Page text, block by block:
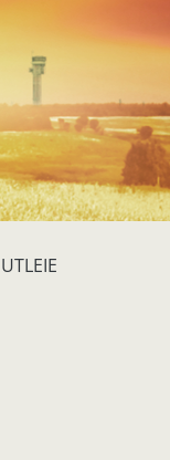
UTLEIE